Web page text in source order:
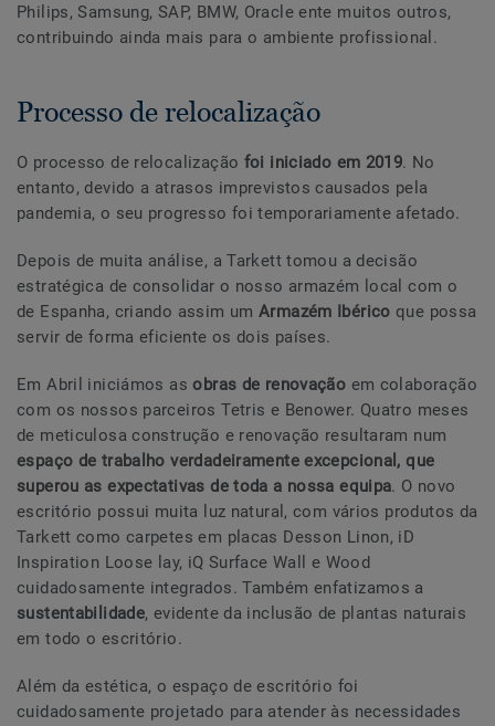
Philips, Samsung, SAP, BMW, Oracle ente muitos outros,
contribuindo ainda mais para o ambiente profissional.
Processo de relocalização
O processo de relocalização foi iniciado em 2019. No
entanto, devido a atrasos imprevistos causados pela
pandemia, o seu progresso foi temporariamente afetado.
Depois de muita análise, a Tarkett tomou a decisão
estratégica de consolidar o nosso armazém local com o
de Espanha, criando assim umArmazém Ibérico que possa
servir de forma eficiente os dois países.
Em Abril iniciámos asobras de renovação em colaboração
com os nossos parceiros Tetris e Benower. Quatro meses
de meticulosa construção e renovação resultaram num
espaço de trabalho verdadeiramente excepcional, que
superou as expectativas de toda a nossa equipa. O novo
escritório possui muita luz natural, com vários produtos da
Tarkett como carpetes em placas Desson Linon, iD
Inspiration Loose lay, iQ Surface Wall e Wood
cuidadosamente integrados. Também enfatizamos a
sustentabilidade, evidente da inclusão de plantas naturais
em todo o escritório.
Além da estética, o espaço de escritório foi
cuidadosamente projetado para atender às necessidades